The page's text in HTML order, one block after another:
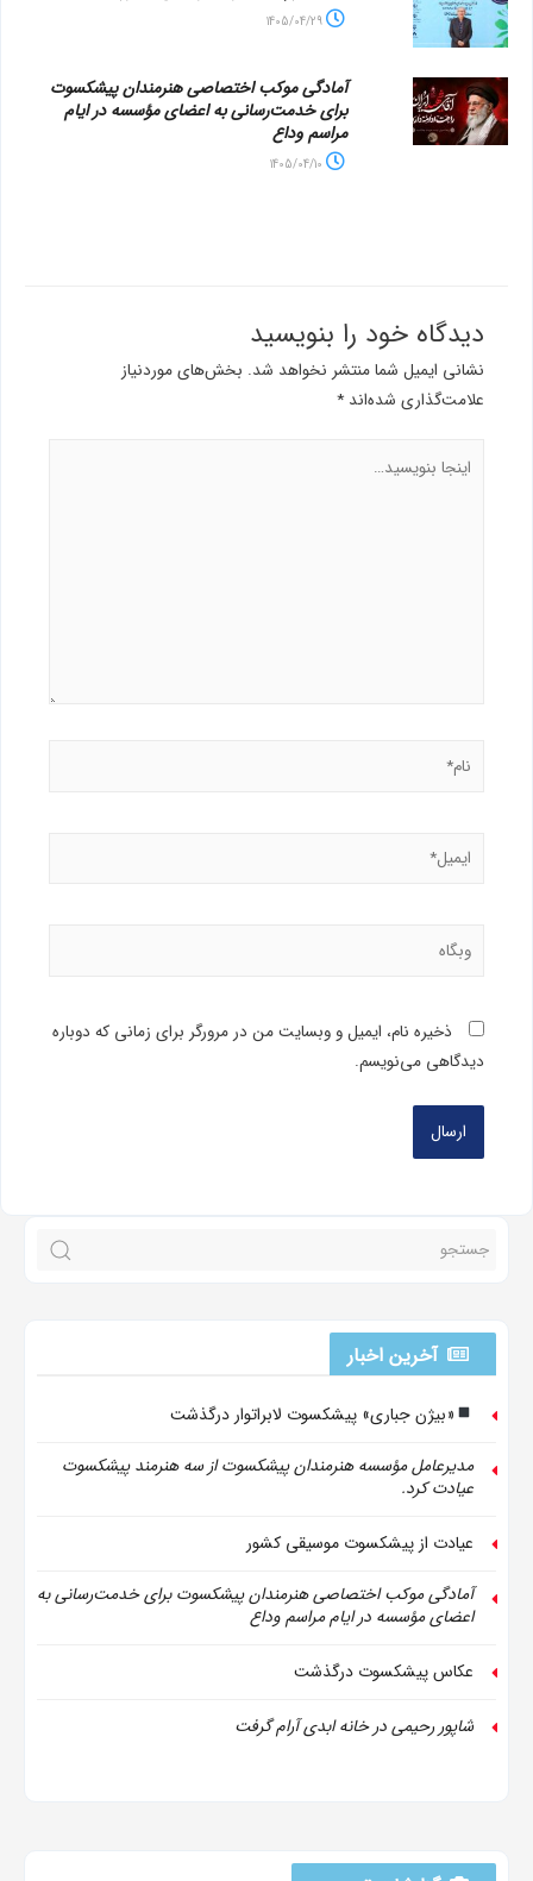
آمادگی موکب اختصاصی هنرمندان پیشکسوت
برای خدمت‌رسانی به اعضای مؤسسه در ایام
مراسم وداع
دیدگاه‌ خود را بنویسید
نشانی ایمیل شما منتشر نخواهد شد. بخش‌های موردنیاز
علامت‌گذاری شده‌اند *
ذخیره نام، ایمیل و وبسایت من در مرورگر برای زمانی که دوباره
دیدگاهی می‌نویسم.
آخرین اخبار
«بیژن جباری» پیشکسوت لابراتوار درگذشت
مدیرعامل مؤسسه هنرمندان پیشکسوت از سه هنرمند پیشکسوت
عیادت کرد.
عیادت از پیشکسوت موسیقی کشور
آمادگی موکب اختصاصی هنرمندان پیشکسوت برای خدمت‌رسانی به
اعضای مؤسسه در ایام مراسم وداع
عکاس پیشکسوت درگذشت
شاپور رحیمی در خانه ابدی آرام گرفت